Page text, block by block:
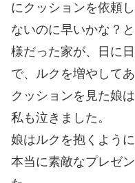
にクッションを依頼
ないのに早いかな？
様だった家が、日に
で、ルクを増やして
クッションを見た娘
私も泣きました。
娘はルクを抱くよう
本当に素敵なプレゼ